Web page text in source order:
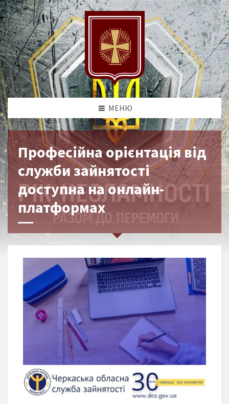
МЕНЮ
Професійна орієнтація від
служби зайнятості
доступна на онлайн-
платформах